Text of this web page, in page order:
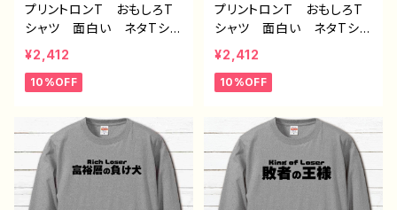
プリントロンT おもしろT
シャツ 面白い ネタTシャ
ツ ユニーク 文字 かわ
いい メンズ レディー
ス おしゃれ おすすめ
ーター 絵師 クリエイタ
ー オリジナル デザイ
ン コラボ グッズ 長袖
Tシャツ ロングTシャツ
タイトル：デブ界のスリム（グ
¥2,412
10%OFF
プリントロンT おもしろT
シャツ 面白い ネタTシャ
ツ ユニーク 文字 かわ
いい メンズ レディー
ス おしゃれ おすすめ
ーター 絵師 クリエイタ
ー オリジナル デザイ
ン コラボ グッズ 長袖
Tシャツ ロングTシャツ
タイトル：健康な幽霊（グレ
¥2,412
10%OFF